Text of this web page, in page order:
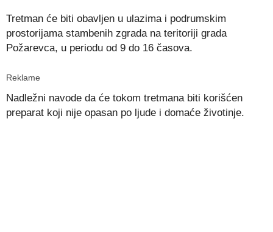
Tretman će biti obavljen u ulazima i podrumskim
prostorijama stambenih zgrada na teritoriji grada
Požarevca, u periodu od 9 do 16 časova.
Reklame
Nadležni navode da će tokom tretmana biti korišćen
preparat koji nije opasan po ljude i domaće životinje.